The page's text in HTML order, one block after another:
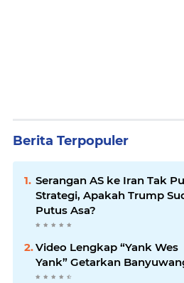
Berita Terpopuler
Serangan AS ke Iran Tak
Strategi, Apakah Trump
Putus Asa?
Video Lengkap “Yank Wes
Yank” Getarkan